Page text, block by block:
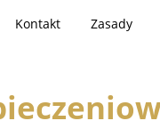
Kontakt Zasady